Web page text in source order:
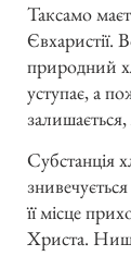
Таксамо
Євхаристії.
природний
уступає, а
Субстанція
її місце
Христа.